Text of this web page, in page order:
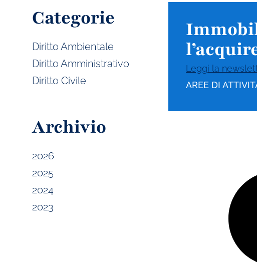
Categorie
Diritto Ambientale
Diritto Amministrativo
Diritto Civile
Archivio
2026
2025
2024
2023
Leggi la
AREE DI